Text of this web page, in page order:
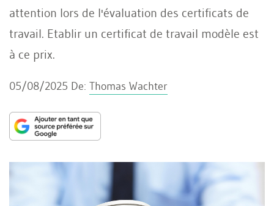
attention lors de l'évaluation des certificats de
travail. Etablir un certificat de travail modèle est
à ce prix.
05/08/2025 De: Thomas Wachter